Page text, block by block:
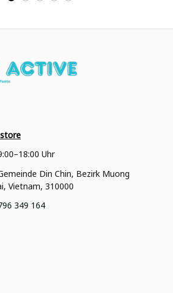
Uhr
Din Chin, Bezirk Muong
Vietnam, 310000
349 164